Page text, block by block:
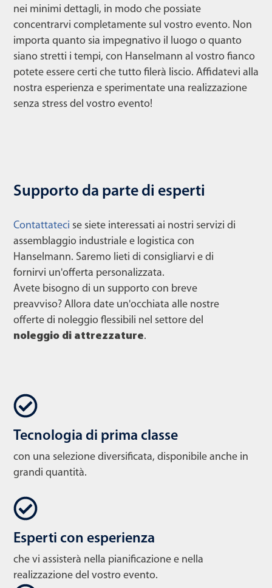
nei minimi dettagli, in modo che possiate
concentrarvi completamente sul vostro evento. Non
importa quanto sia impegnativo il luogo o quanto
siano stretti i tempi, con Hanselmann al vostro fianco
potete essere certi che tutto filerà liscio. Affidatevi alla
nostra esperienza e sperimentate una realizzazione
senza stress del vostro evento!
Supporto da parte di esperti
Contattateci se siete interessati ai nostri servizi di
assemblaggio industriale e logistica con
Hanselmann. Saremo lieti di consigliarvi e di
fornirvi un'offerta personalizzata.
Avete bisogno di un supporto con breve
preavviso? Allora date un'occhiata alle nostre
offerte di noleggio flessibili nel settore del
noleggio di attrezzature.
Tecnologia di prima classe
con una selezione diversificata, disponibile anche in
grandi quantità.
Esperti con esperienza
che vi assisterà nella pianificazione e nella
realizzazione del vostro evento.